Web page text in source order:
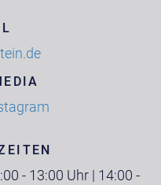
- 13:00 Uhr | 14:00 -